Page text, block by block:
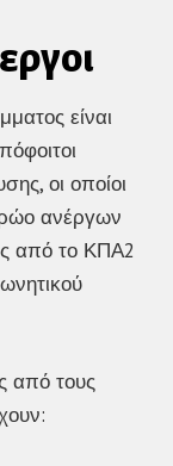
είναι
οι οποίοι
ανέργων
από το ΚΠΑ2
από τους